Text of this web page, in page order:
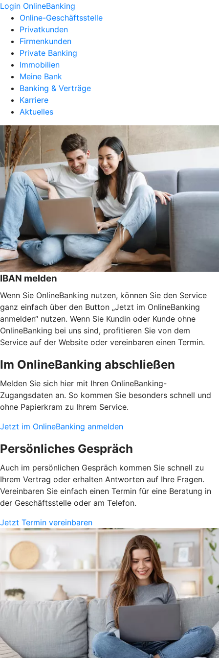
Login OnlineBanking
Online-Geschäftsstelle
Privatkunden
Firmenkunden
Private Banking
Immobilien
Meine Bank
Banking & Verträge
Karriere
Aktuelles
IBAN melden
Wenn Sie OnlineBanking nutzen, können Sie den Service
ganz einfach über den Button „Jetzt im OnlineBanking
anmelden“ nutzen. Wenn Sie Kundin oder Kunde ohne
OnlineBanking bei uns sind, profitieren Sie von dem
Service auf der Website oder vereinbaren einen Termin.
Im OnlineBanking abschließen
Melden Sie sich hier mit Ihren OnlineBanking-
Zugangsdaten an. So kommen Sie besonders schnell und
ohne Papierkram zu Ihrem Service.
Jetzt im OnlineBanking anmelden
Persönliches Gespräch
Auch im persönlichen Gespräch kommen Sie schnell zu
Ihrem Vertrag oder erhalten Antworten auf Ihre Fragen.
Vereinbaren Sie einfach einen Termin für eine Beratung in
der Geschäftsstelle oder am Telefon.
Jetzt Termin vereinbaren